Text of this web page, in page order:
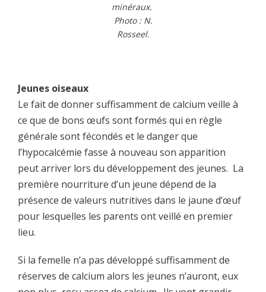
minéraux.
Photo : N.
Rosseel.
Jeunes oiseaux
Le fait de donner suffisamment de calcium veille à
ce que de bons œufs sont formés qui en règle
générale sont fécondés et le danger que
l’hypocalcémie fasse à nouveau son apparition
peut arriver lors du développement des jeunes. La
première nourriture d’un jeune dépend de la
présence de valeurs nutritives dans le jaune d’œuf
pour lesquelles les parents ont veillé en premier
lieu.
Si la femelle n’a pas développé suffisamment de
réserves de calcium alors les jeunes n’auront, eux